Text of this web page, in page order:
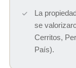
La
se
Cerritos,
País).